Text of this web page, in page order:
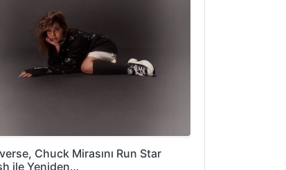
Chuck Mirasını Run Star
ile Yeniden…